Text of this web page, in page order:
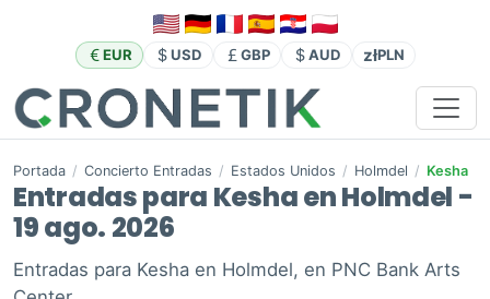
EUR USD GBP AUD złPLN
Portada / Concierto Entradas / Estados Unidos / Holmdel / Kesha
Entradas para Kesha en Holmdel -
19 ago. 2026
Entradas para Kesha en Holmdel, en PNC Bank Arts